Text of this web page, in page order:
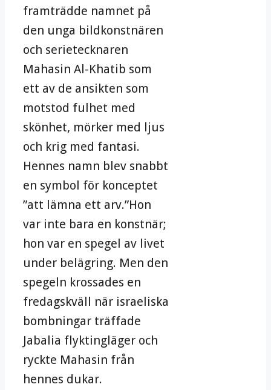
framträdde namnet på
den unga bildkonstnären
och serietecknaren
Mahasin Al-Khatib som
ett av de ansikten som
motstod fulhet med
skönhet, mörker med ljus
och krig med fantasi.
Hennes namn blev snabbt
en symbol för konceptet
”att lämna ett arv.”Hon
var inte bara en konstnär;
hon var en spegel av livet
under belägring. Men den
spegeln krossades en
fredagskväll när israeliska
bombningar träffade
Jabalia flyktingläger och
ryckte Mahasin från
hennes dukar.